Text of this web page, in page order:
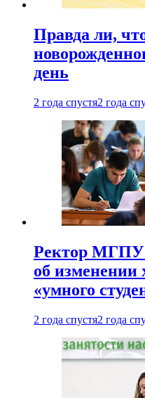
Правда ли,
день
2 года спустя2 года
Ректор МГПУ
об изменении
«умного
2 года спустя2 года